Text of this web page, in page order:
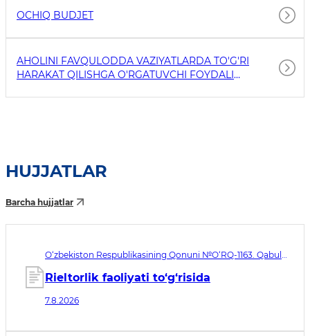
OCHIQ BUDJET
AHOLINI FAVQULODDA VAZIYATLARDA TO'G'RI
HARAKAT QILISHGA O'RGATUVCHI FOYDALI
HUJJATLAR
Barcha hujjatlar
O‘zbekiston Respublikasining Qonuni №O‘RQ-1163. Qabul
Rieltorlik faoliyati to‘g‘risida
7.8.2026